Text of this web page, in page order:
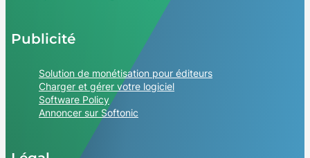
Publicité
Solution de monétisation pour éditeurs
Charger et gérer votre logiciel
Software Policy
Annoncer sur Softonic